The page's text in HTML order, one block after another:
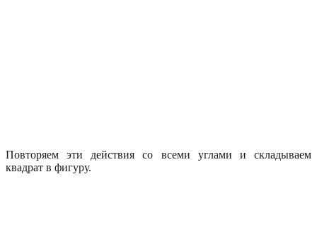
Повторяем эти действия со всеми углами и складываем
квадрат в фигуру.